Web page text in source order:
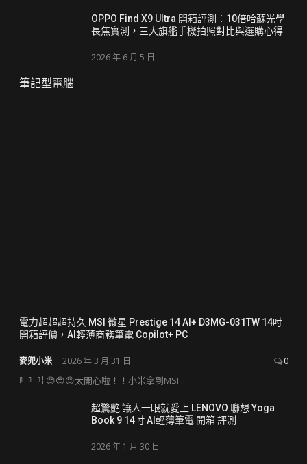
OPPO Find X9 Ultra 開箱評測：10倍哈蘇光學
長焦實測，三大旗艦手機拍照對比與選購心得
2026 年 6 月 5 日
筆記型電腦
電力超超超持久 MSI 微星 Prestige 14 AI+ D3MG-031TW 14吋
開箱評價，AI輕薄商務筆電 Copilot+ PC
麥兜小米 2026 年 3 月 31 日 0
哇哇哇😍😍😍太開心啦！！小米拿到MSI ...
超驚艷 讓人一眼就愛上 LENOVO 聯想 Yoga
Book 9 14吋 AI輕薄筆電 開箱 評測
2026 年 1 月 30 日